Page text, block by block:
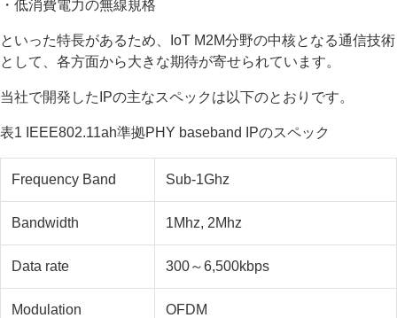
・低消費電力の無線規格
といった特長があるため、IoT M2M分野の中核となる通信技術
として、各方面から大きな期待が寄せられています。
当社で開発したIPの主なスペックは以下のとおりです。
表1 IEEE802.11ah準拠PHY baseband IPのスペック
Frequency Band Sub-1Ghz
Bandwidth 1Mhz, 2Mhz
Data rate 300～6,500kbps
Modulation OFDM